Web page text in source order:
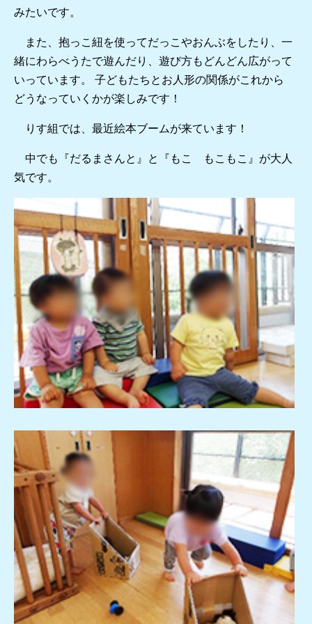
みたいです。
また、抱っこ紐を使ってだっこやおんぶをしたり、一
緒にわらべうたで遊んだり、遊び方もどんどん広がって
いっています。 子どもたちとお人形の関係がこれから
どうなっていくかが楽しみです！
りす組では、最近絵本ブームが来ています！
中でも『だるまさんと』と『もこ もこもこ』が大人
気です。